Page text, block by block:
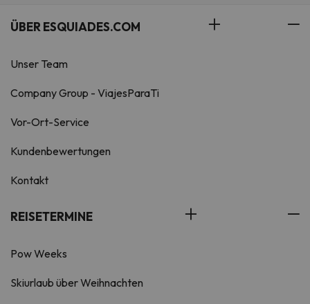
ÜBER ESQUIADES.COM
Unser Team
Company Group - ViajesParaTi
Vor-Ort-Service
Kundenbewertungen
Kontakt
REISETERMINE
Pow Weeks
Skiurlaub über Weihnachten